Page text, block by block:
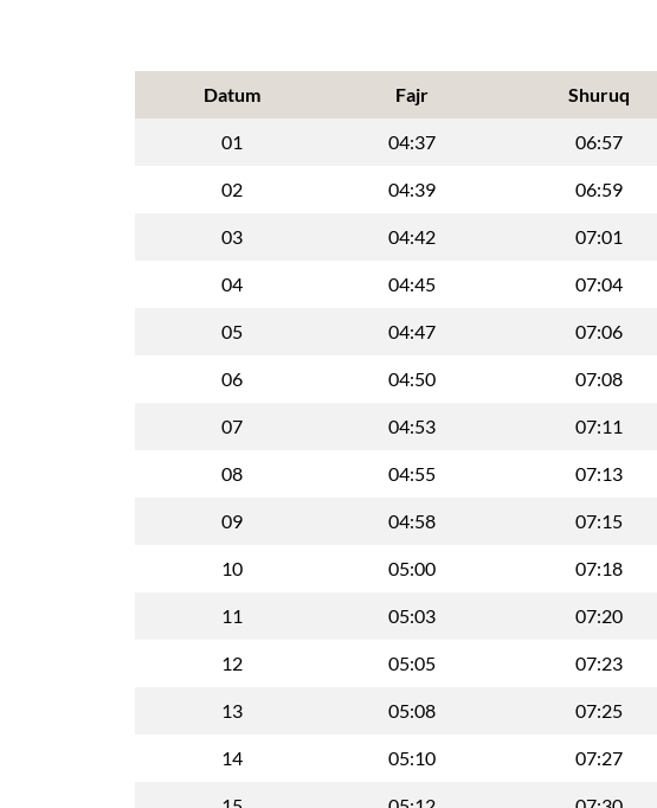
Datum Fajr Shuruq
01 04:37 06:57
02 04:39 06:59
03 04:42 07:01
04 04:45 07:04
05 04:47 07:06
06 04:50 07:08
07 04:53 07:11
08 04:55 07:13
09 04:58 07:15
10 05:00 07:18
11 05:03 07:20
12 05:05 07:23
13 05:08 07:25
14 05:10 07:27